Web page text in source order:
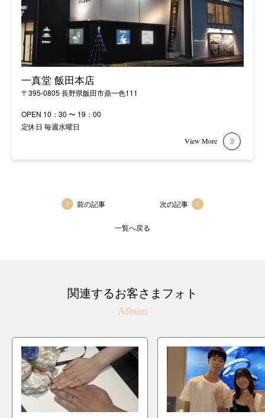
一真堂 飯田本店
〒395-0805 長野県飯田市鼎一色111
OPEN 10：30 〜 19：00
定休日 毎週水曜日
前の記事
一覧へ戻る
次の記事
関連するお客さまフォト
Album